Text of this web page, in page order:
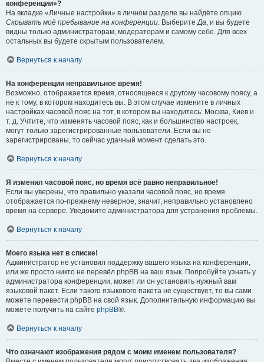
конференции»?
На вкладке «Личные настройки» в личном разделе вы найдёте опцию
Скрывать моё пребывание на конференции. ВыберитеДа, и вы будете
видны только администраторам, модераторам и самому себе. Для всех
остальных вы будете скрытым пользователем.
Вернуться к началу
На конференции неправильное время!
Возможно, отображается время, относящееся к другому часовому поясу, а
не к тому, в котором находитесь вы. В этом случае измените в личных
настройках часовой пояс на тот, в котором вы находитесь: Москва, Киев и
т. д. Учтите, что изменять часовой пояс, как и большинство настроек,
могут только зарегистрированные пользователи. Если вы не
зарегистрированы, то сейчас удачный момент сделать это.
Вернуться к началу
Я изменил часовой пояс, но время всё равно неправильное!
Если вы уверены, что правильно указали часовой пояс, но время
отображается по-прежнему неверное, значит, неправильно установлено
время на сервере. Уведомите администратора для устранения проблемы.
Вернуться к началу
Моего языка нет в списке!
Администратор не установил поддержку вашего языка на конференции,
или же просто никто не перевёл phpBB на ваш язык. Попробуйте узнать у
администратора конференции, может ли он установить нужный вам
языковой пакет. Если такого языкового пакета не существует, то вы сами
можете перевести phpBB на свой язык. Дополнительную информацию вы
можете получить на сайте phpBB®.
Вернуться к началу
Что означают изображения рядом с моим именем пользователя?